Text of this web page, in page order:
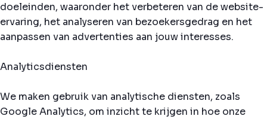
doeleinden, waaronder het verbeteren van de website-
ervaring, het analyseren van bezoekersgedrag en het
aanpassen van advertenties aan jouw interesses.
Analyticsdiensten
We maken gebruik van analytische diensten, zoals
Google Analytics, om inzicht te krijgen in hoe onze